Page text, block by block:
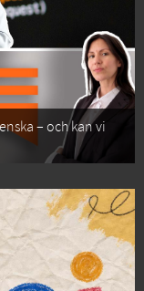
– och kan vi